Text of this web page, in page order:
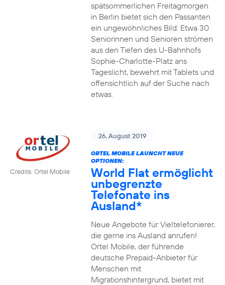
spätsommerlichen Freitagmorgen
in Berlin bietet sich den Passanten
ein ungewöhnliches Bild: Etwa 30
Seniorinnen und Senioren strömen
aus den Tiefen des U-Bahnhofs
Sophie-Charlotte-Platz ans
Tageslicht, bewehrt mit Tablets und
offensichtlich auf der Suche nach
etwas.
Credits: Ortel Mobile
26. August 2019
ORTEL MOBILE LAUNCHT NEUE
OPTIONEN:
World Flat ermöglicht
unbegrenzte
Telefonate ins
Ausland*
Neue Angebote für Vieltelefonierer,
die gerne ins Ausland anrufen!
Ortel Mobile, der führende
deutsche Prepaid-Anbieter für
Menschen mit
Migrationshintergrund, bietet mit